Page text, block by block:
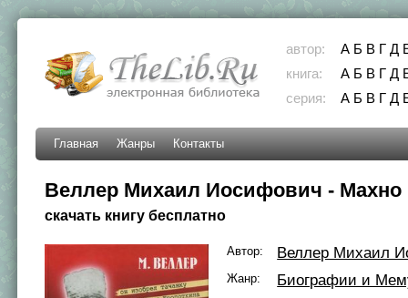
автор: А Б В Г Д
книга:
А Б В Г Д
серия:
А Б В Г Д
Главная Жанры Контакты
Веллер Михаил Иосифович - Махно
скачать книгу бесплатно
Автор: Веллер Михаил
Жанр:
Биографии и